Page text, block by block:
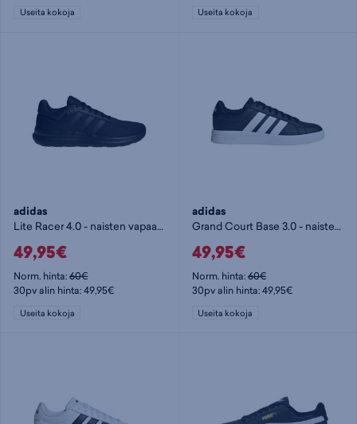
Useita kokoja Useita kokoja
adidas
Lite Racer 4.0 - naisten vapaa-ajankengät
49,95€
Norm. hinta:60€
30pv alin hinta: 49,95€
Useita kokoja
adidas
Grand Court Base 3.0 - naisten vapaa-ajankengät
49,95€
Norm. hinta:60€
30pv alin hinta: 49,95€
Useita kokoja